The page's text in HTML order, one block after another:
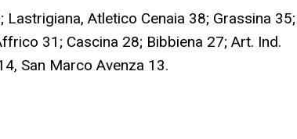
Atletico Cenaia 38; Grassina 35;
31; Cascina 28; Bibbiena 27; Art. Ind.
San Marco Avenza 13.